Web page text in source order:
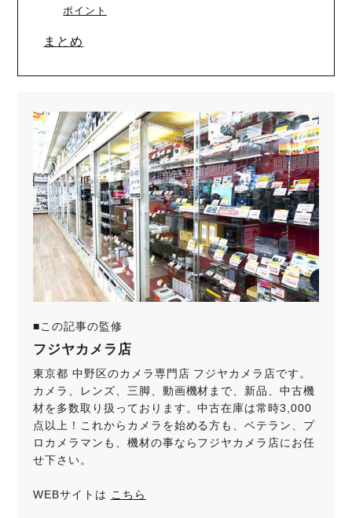
ポイント
まとめ
■この記事の監修
フジヤカメラ店
東京都 中野区のカメラ専門店 フジヤカメラ店です。
カメラ、レンズ、三脚、動画機材まで、新品、中古機
材を多数取り扱っております。中古在庫は常時3,000
点以上！これからカメラを始める方も、ベテラン、プ
ロカメラマンも、機材の事ならフジヤカメラ店にお任
せ下さい。
WEBサイトは こちら